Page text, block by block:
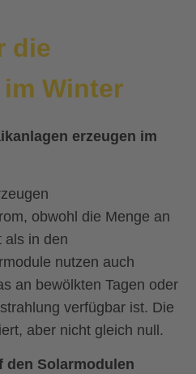
die
Winter
erzeugen im
obwohl die Menge an
als in den
nutzen auch
an bewölkten Tagen oder
verfügbar ist. Die
aber nicht gleich null.
den Solarmodulen